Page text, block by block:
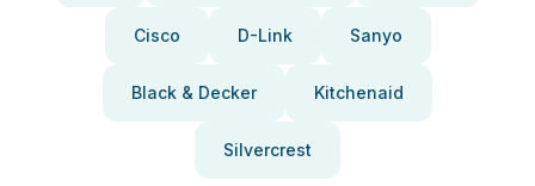
Cisco D-Link Sanyo
Black & Decker Kitchenaid
Silvercrest